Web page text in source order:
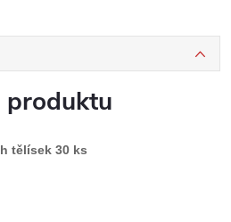
produktu
tělísek 30 ks